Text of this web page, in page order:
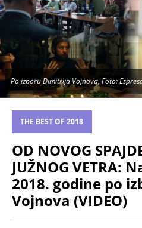
Po izboru Dimitrija Vojnova, Foto:
THE BEST OF 2018
OD NOVOG
JUŽNOG VETRA:
2018. godine po
Vojnova (VIDEO)